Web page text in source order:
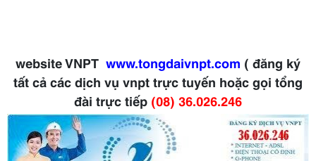
website VNPT www.tongdaivnpt.com ( đăng ký
tất cả các dịch vụ vnpt trực tuyến hoặc gọi tổng
đài trực tiếp (08) 36.026.246